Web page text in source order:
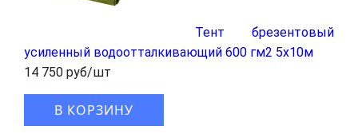
Тент брезентовый
усиленный водоотталкивающий 600 гм2 5x10м
14 750 руб/шт
В КОРЗИНУ